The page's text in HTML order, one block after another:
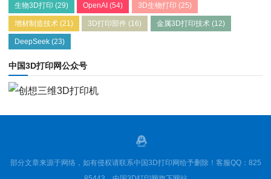
生物3D打印 (29) OpenAI (54) 3D生物打印 (25)
增材制造技术 (21) 3D打印部件 (16) 金属3D打印技术(12)
DeepSeek (23)
中国3D打印网公众号
部分文章来源于网络，如有侵权请联系中国3D打印网给予删除！客服QQ：825